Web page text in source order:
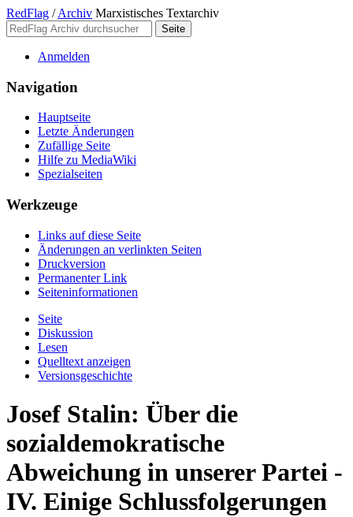
RedFlag / Archiv Marxistisches Textarchiv
Anmelden
Navigation
Hauptseite
Letzte Änderungen
Zufällige Seite
Hilfe zu MediaWiki
Spezialseiten
Werkzeuge
Links auf diese Seite
Änderungen an verlinkten Seiten
Druckversion
Permanenter Link
Seiten­­informationen
Seite
Diskussion
Lesen
Quelltext anzeigen
Versionsgeschichte
Josef Stalin: Über die
sozialdemokratische
Abweichung in unserer Partei -
IV. Einige Schlussfolgerungen